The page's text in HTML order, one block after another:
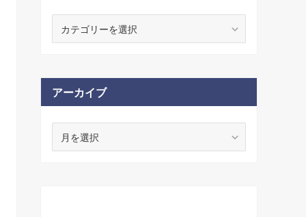
アーカイブ